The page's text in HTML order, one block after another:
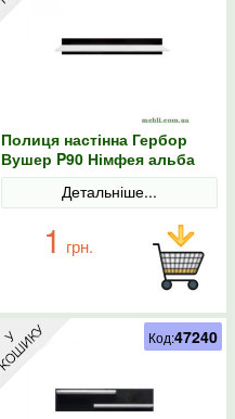
Полиця настінна Гербор
Вушер P90 Німфея альба
Детальніше...
1 грн.
Код:47240